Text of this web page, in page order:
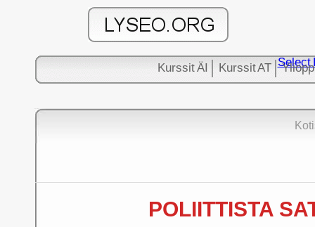
Kurssit ÄI Kurssit AT Select
POLIITTISTA